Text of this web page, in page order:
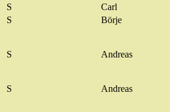
S
Carl
S
Börje
S Andreas
S Andreas